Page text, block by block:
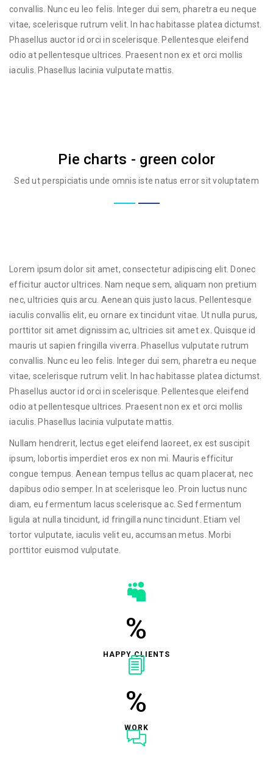
convallis. Nunc eu leo felis. Integer dui sem, pharetra eu neque
vitae, scelerisque rutrum velit. In hac habitasse platea dictumst.
Phasellus auctor id orci in scelerisque. Pellentesque eleifend
odio at pellentesque ultrices. Praesent non ex et orci mollis
iaculis. Phasellus lacinia vulputate mattis.
Pie charts - green color
Sed ut perspiciatis unde omnis iste natus error sit voluptatem
Lorem ipsum dolor sit amet, consectetur adipiscing elit. Donec
efficitur auctor ultrices. Nam neque sem, aliquam non pretium
nec, ultricies quis arcu. Aenean quis justo lacus. Pellentesque
iaculis convallis elit, eu ornare ex tincidunt vitae. Ut nulla purus,
porttitor sit amet dignissim ac, ultricies sit amet ex. Quisque id
mauris ut sapien fringilla viverra. Phasellus vulputate rutrum
convallis. Nunc eu leo felis. Integer dui sem, pharetra eu neque
vitae, scelerisque rutrum velit. In hac habitasse platea dictumst.
Phasellus auctor id orci in scelerisque. Pellentesque eleifend
odio at pellentesque ultrices. Praesent non ex et orci mollis
iaculis. Phasellus lacinia vulputate mattis.
Nullam hendrerit, lectus eget eleifend laoreet, ex est suscipit
ipsum, lobortis imperdiet eros ex non mi. Mauris efficitur
congue tempus. Aenean tempus tellus ac quam placerat, nec
dapibus odio semper. In at scelerisque leo. Proin luctus nunc
diam, eu fermentum lacus scelerisque ac. Sed fermentum
ligula at nulla tincidunt, id fringilla nunc tincidunt. Etiam vel
tortor vulputate, iaculis velit eu, accumsan metus. Morbi
porttitor euismod vulputate.
%
HAPPY CLIENTS
%
WORK